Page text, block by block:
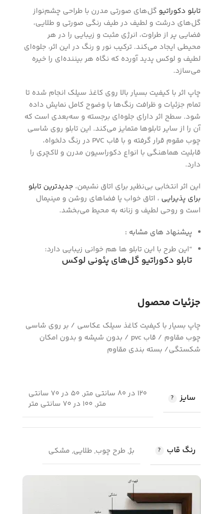
تابلو دکوراتیو گل‌های صورتی مدرن با طراحی چشم‌نواز
گل‌های درشت و لطیف در طیف رنگی صورتی و طلایی،
فضایی پر از طراوت، انرژی مثبت و زیبایی را در هر
محیطی ایجاد می‌کند. ترکیب نور و رنگ در این اثر، جلوه‌ای
لطیف و لوکس پدید آورده که نگاه هر بیننده‌ای را خیره
می‌سازد.
چاپ اثر با کیفیت بسیار بالا روی کاغذ سیلک انجام شده تا
تمام جزئیات و ظرافت رنگ‌ها با وضوح کامل نمایش داده
شود. سطح اثر دارای جلوه‌ای برجسته و سه‌بعدی است که
آن را از سایر تابلوها متمایز می‌کند. این تابلو روی شاسی
چوب مقوم قرار گرفته و با قاب PVC در رنگ دلخواه،
قابلیت هماهنگی با انواع دکوراسیون مدرن و لاکچری را
دارد.
این اثر انتخابی بی‌نظیر برای اتاق نشیمن، جدیدترین تابلو
برای پذیرایی ، اتاق خواب یا فضاهای روشن و مینیمال
است و روحی لطیف و زنانه به محیط می‌بخشد.
پیشنهاد های مشابه :
“این طرح با این تابلو ها هم خوانی زیبایی دارد:
تابلو دکوراتیو گل‌های پئونی لوکس
جزئیات محصول
چاپ بسیار با کیفیت کاغذ سیلک عکاسی / بر روی شاسی
چوب مقاوم / قاب pvc / بدون شیشه و بدون امکان
شکستگی/ بسته بندی مقاوم
سایز
120 در 80 سانتی متر, 50 در 70 سانتی
متر, 100 در 70 سانتی متر
رنگ قاب بژ, طرح چوب, طلایی, مشکی